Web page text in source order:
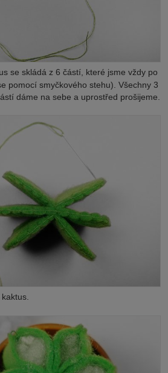
se skládá z 6 částí, které jsme vždy po
pomocí smyčkového stehu). Všechny 3
dáme na sebe a uprostřed prošijeme.